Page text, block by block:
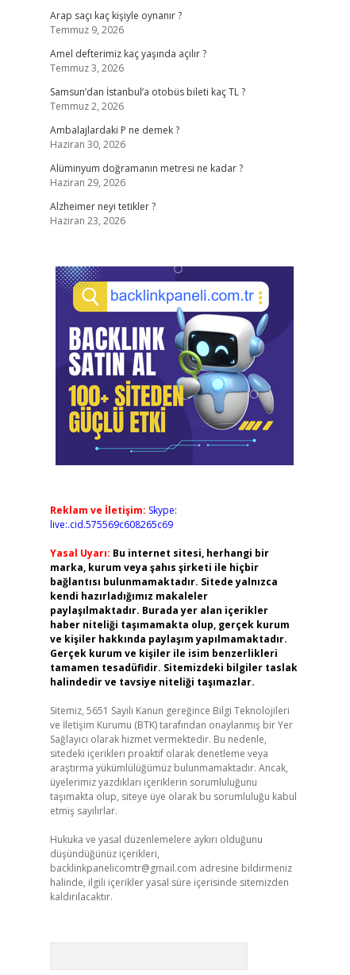
Arap saçı kaç kişiyle oynanır ?
Temmuz 9, 2026
Amel defterimiz kaç yaşında açılır ?
Temmuz 3, 2026
Samsun’dan İstanbul’a otobüs bileti kaç TL ?
Temmuz 2, 2026
Ambalajlardaki P ne demek ?
Haziran 30, 2026
Alüminyum doğramanın metresi ne kadar ?
Haziran 29, 2026
Alzheimer neyi tetikler ?
Haziran 23, 2026
Reklam ve İletişim: Skype:
live:.cid.575569c608265c69
Yasal Uyarı: Bu internet sitesi, herhangi bir
marka, kurum veya şahıs şirketi ile hiçbir
bağlantısı bulunmamaktadır. Sitede yalnızca
kendi hazırladığımız makaleler
paylaşılmaktadır. Burada yer alan içerikler
haber niteliği taşımamakta olup, gerçek kurum
ve kişiler hakkında paylaşım yapılmamaktadır.
Gerçek kurum ve kişiler ile isim benzerlikleri
tamamen tesadüfidir. Sitemizdeki bilgiler taslak
halindedir ve tavsiye niteliği taşımazlar.
Sitemiz, 5651 Sayılı Kanun gereğince Bilgi Teknolojileri
ve İletişim Kurumu (BTK) tarafından onaylanmış bir Yer
Sağlayıcı olarak hizmet vermektedir. Bu nedenle,
sitedeki içerikleri proaktif olarak denetleme veya
araştırma yükümlülüğümüz bulunmamaktadır. Ancak,
üyelerimiz yazdıkları içeriklerin sorumluluğunu
taşımakta olup, siteye üye olarak bu sorumluluğu kabul
etmiş sayılırlar.
Hukuka ve yasal düzenlemelere aykırı olduğunu
düşündüğünüz içerikleri,
backlinkpanelicomtr@gmail.com adresine bildirmeniz
halinde, ilgili içerikler yasal süre içerisinde sitemizden
kaldırılacaktır.